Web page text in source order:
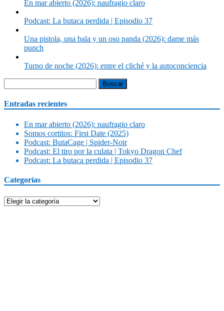
En mar abierto (2026): naufragio claro
Podcast: La butaca perdida | Episodio 37
Una pistola, una bala y un oso panda (2026): dame más
punch
Turno de noche (2026): entre el cliché y la autoconciencia
Entradas recientes
En mar abierto (2026): naufragio claro
Somos cortitos: First Date (2025)
Podcast: ButaCage | Spider-Noir
Podcast: El tiro por la culata | Tokyo Dragon Chef
Podcast: La butaca perdida | Episodio 37
Categorías
Categorías